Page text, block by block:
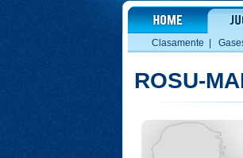
Clasamente
ROSU-